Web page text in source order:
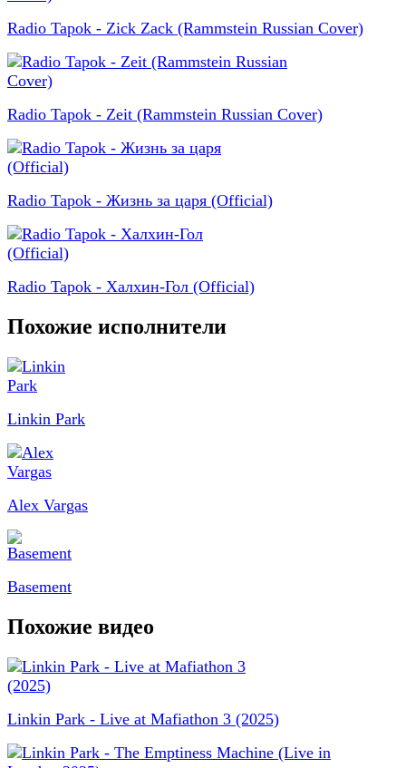
Radio Tapok - Zick Zack (Rammstein Russian Cover)
Radio Tapok - Zeit (Rammstein Russian Cover)
Radio Tapok - Жизнь за царя (Official)
Radio Tapok - Халхин-Гол (Official)
Похожие исполнители
Linkin Park
Alex Vargas
Basement
Похожие видео
Linkin Park - Live at Mafiathon 3 (2025)